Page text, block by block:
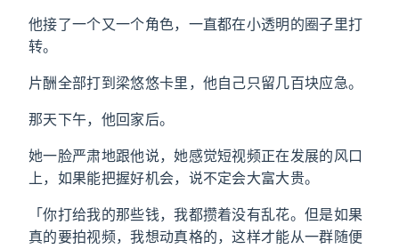
他接了一个又一个角色，一直都在小透明的圈子里打
转。
片酬全部打到梁悠悠卡里，他自己只留几百块应急。
那天下午，他回家后。
她一脸严肃地跟他说，她感觉短视频正在发展的风口
上，如果能把握好机会，说不定会大富大贵。
「你打给我的那些钱，我都攒着没有乱花。但是如果
真的要拍视频，我想动真格的，这样才能从一群随便